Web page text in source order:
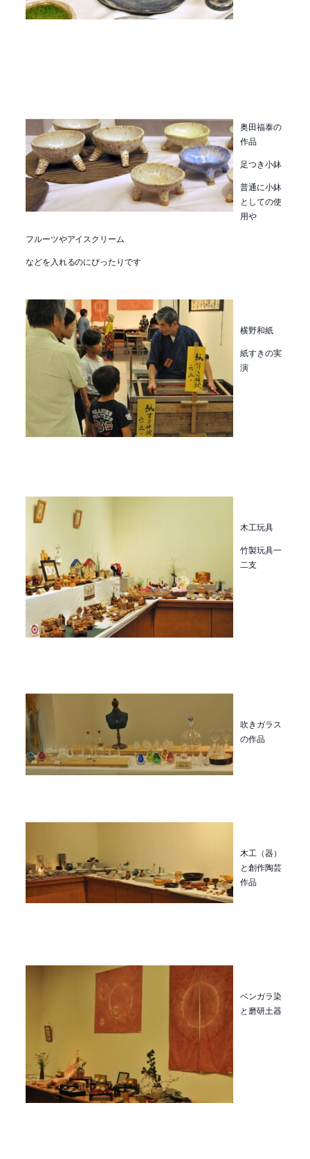
奥田福泰の
作品
足つき小鉢
普通に小鉢
としての使
用や
フルーツやアイスクリーム
などを入れるのにぴったりです
横野和紙
紙すきの実
演
木工玩具
竹製玩具一
二支
吹きガラス
の作品
木工（器）
と創作陶芸
作品
ベンガラ染
と磨研土器